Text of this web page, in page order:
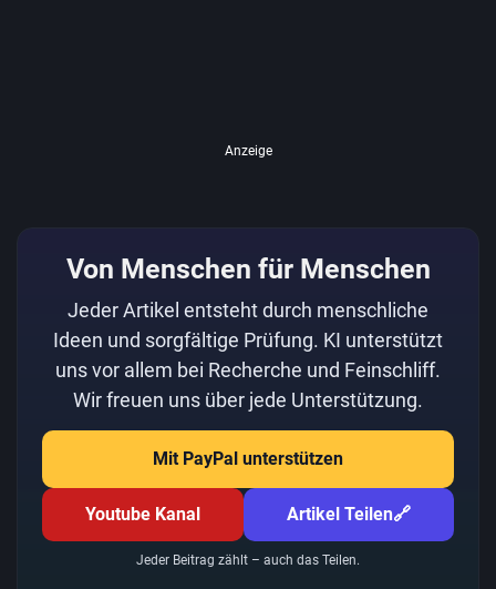
Anzeige
Von Menschen für Menschen
Jeder Artikel entsteht durch menschliche
Ideen und sorgfältige Prüfung. KI unterstützt
uns vor allem bei Recherche und Feinschliff.
Wir freuen uns über jede Unterstützung.
Mit PayPal unterstützen
Youtube Kanal Artikel Teilen🔗
Jeder Beitrag zählt – auch das Teilen.